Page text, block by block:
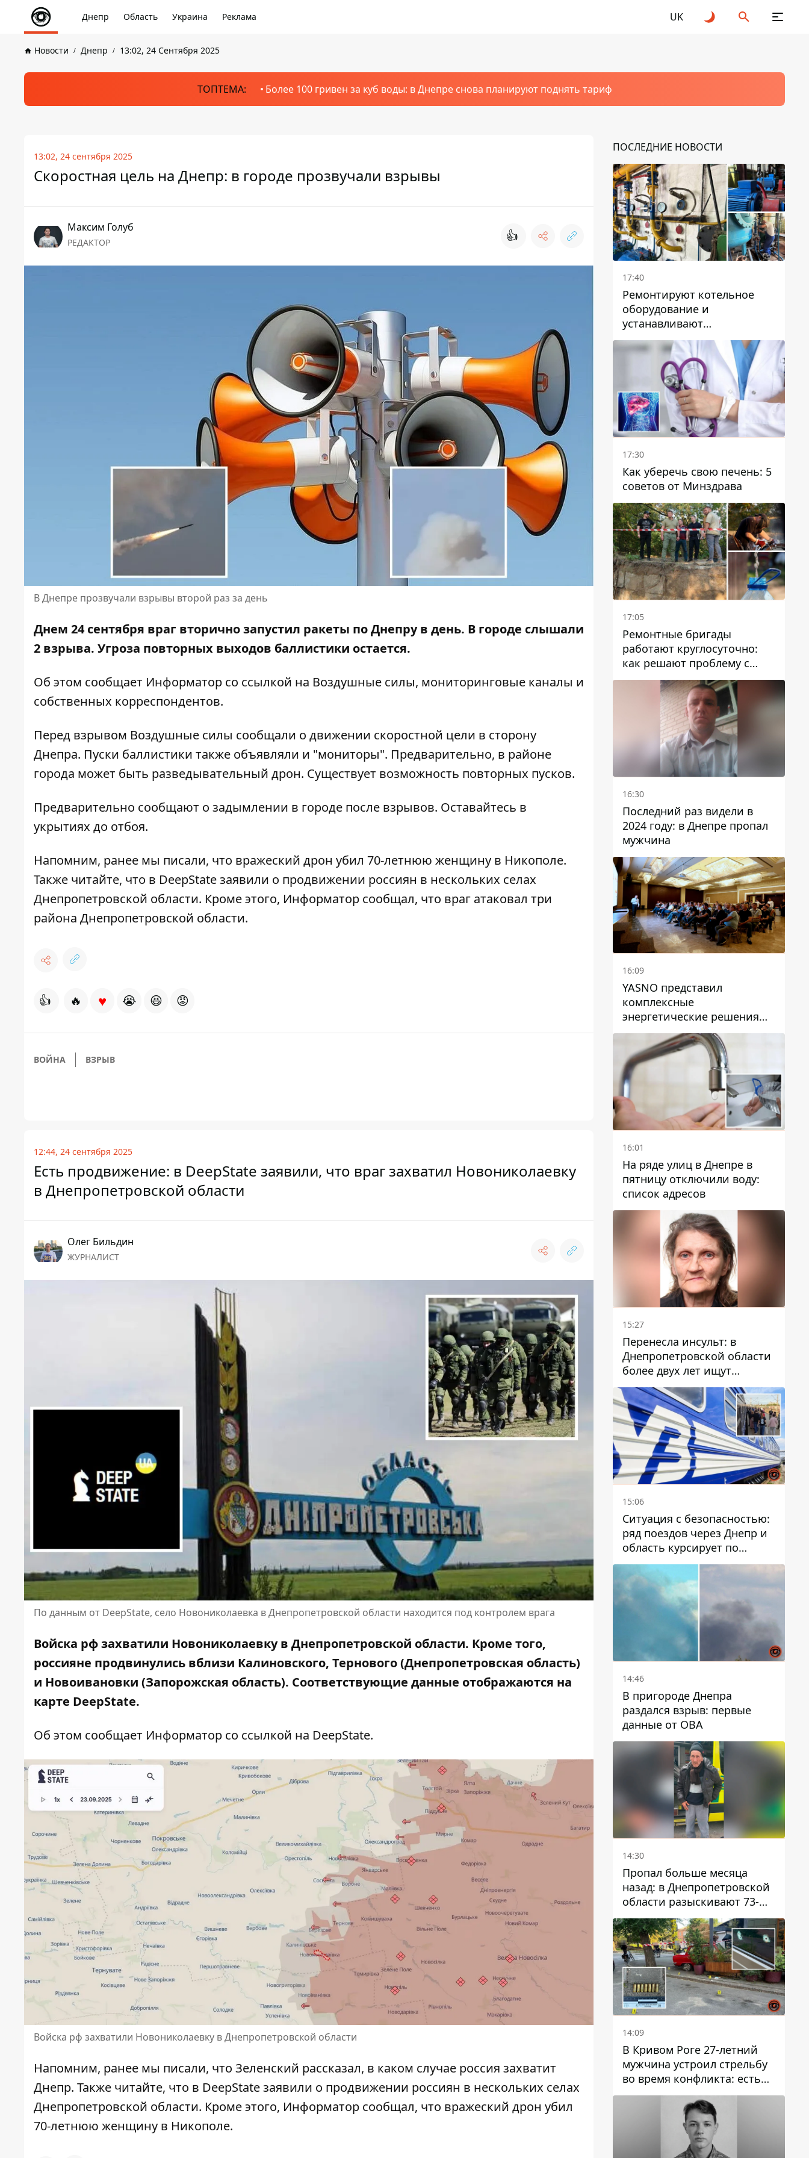
Днепр Область Украина Реклама UK
Новости Днепр 13:02, 24 Сентября 2025
ТОПТЕМА: Более 100 гривен за куб воды: в Днепре снова планируют поднять тариф
13:02, 24 сентября 2025
Скоростная цель на Днепр: в городе прозвучали взрывы
Максим Голуб
РЕДАКТОР 👍
В Днепре прозвучали взрывы второй раз за день
Днем 24 сентября враг вторично запустил ракеты по Днепру в день. В городе слышали
2 взрыва. Угроза повторных выходов баллистики остается.
Об этом сообщает Информатор со ссылкой на Воздушные силы, мониторинговые каналы и
собственных корреспондентов.
Перед взрывом Воздушные силы сообщали о движении скоростной цели в сторону
Днепра. Пуски баллистики также объявляли и "мониторы". Предварительно, в районе
города может быть разведывательный дрон. Существует возможность повторных пусков.
Предварительно сообщают о задымлении в городе после взрывов. Оставайтесь в
укрытиях до отбоя.
Напомним, ранее мы писали, что вражеский дрон убил 70-летнюю женщину в Никополе.
Также читайте, что в DeepState заявили о продвижении россиян в нескольких селах
Днепропетровской области. Кроме этого, Информатор сообщал, что враг атаковал три
района Днепропетровской области.
👍 🔥 ♥ 😭 😆 😡
ВОЙНА ВЗРЫВ
12:44, 24 сентября 2025
Есть продвижение: в DeepState заявили, что враг захватил Новониколаевку
в Днепропетровской области
Олег Бильдин
ЖУРНАЛИСТ
По данным от DeepState, село Новониколаевка в Днепропетровской области находится под контролем врага
Войска рф захватили Новониколаевку в Днепропетровской области. Кроме того,
россияне продвинулись вблизи Калиновского, Тернового (Днепропетровская область)
и Новоивановки (Запорожская область). Соответствующие данные отображаются на
карте DeepState.
Об этом сообщает Информатор со ссылкой на DeepState.
Войска рф захватили Новониколаевку в Днепропетровской области
Напомним, ранее мы писали, что Зеленский рассказал, в каком случае россия захватит
Днепр. Также читайте, что в DeepState заявили о продвижении россиян в нескольких селах
Днепропетровской области. Кроме этого, Информатор сообщал, что вражеский дрон убил
70-летнюю женщину в Никополе.
ПОСЛЕДНИЕ НОВОСТИ
17:40
Ремонтируют котельное
оборудование и
устанавливают
генераторные установки:
как в Днепре готовятся к
отопительному сезону
17:30
Как уберечь свою печень: 5
советов от Минздрава
17:05
Ремонтные бригады
работают круглосуточно:
как решают проблему с
водой в Марганецкой
громаде
16:30
Последний раз видели в
2024 году: в Днепре пропал
мужчина
16:09
YASNO представил
комплексные
энергетические решения
для бизнеса в Днепре
16:01
На ряде улиц в Днепре в
пятницу отключили воду:
список адресов
15:27
Перенесла инсульт: в
Днепропетровской области
более двух лет ищут
пропавшую женщину
15:06
Ситуация с безопасностью:
ряд поездов через Днепр и
область курсирует по
измененному маршруту, а
часть пути заменили
автобусами и электричками
14:46
В пригороде Днепра
раздался взрыв: первые
данные от ОВА
14:30
Пропал больше месяца
назад: в Днепропетровской
области разыскивают 73-
летнего мужчину
14:09
В Кривом Роге 27-летний
мужчина устроил стрельбу
во время конфликта: есть
раненый